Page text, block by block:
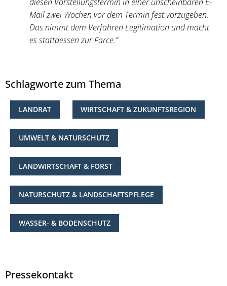
Mail zwei Wochen vor dem Termin fest vorzugeben.
Das nimmt dem Verfahren Legitimation und macht
es stattdessen zur Farce.“
Schlagworte zum Thema
LANDRAT WIRTSCHAFT & ZUKUNFTSREGION
UMWELT & NATURSCHUTZ
LANDWIRTSCHAFT & FORST
NATURSCHUTZ & LANDSCHAFTSPFLEGE
WASSER- & BODENSCHUTZ
Pressekontakt